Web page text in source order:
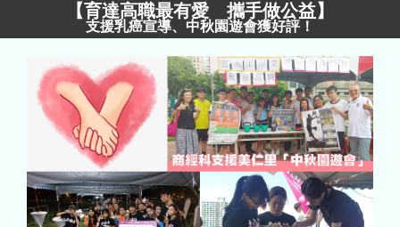
【育達高職最有愛 攜手做公益】
支援乳癌宣導、中秋園遊會獲好評！